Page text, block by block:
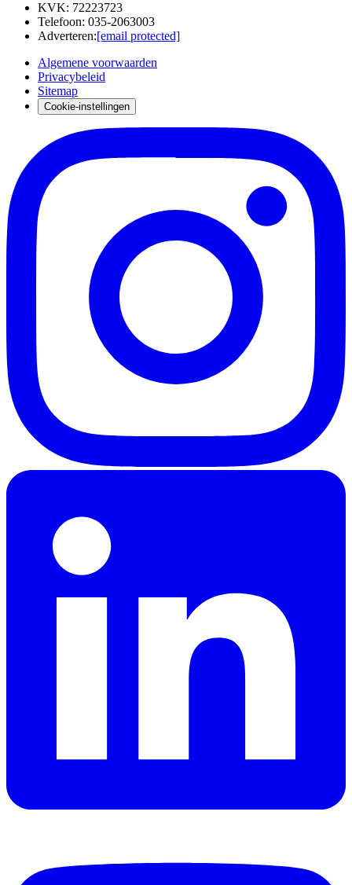
KVK: 72223723
Telefoon: 035-2063003
Adverteren:[email protected]
Algemene voorwaarden
Privacybeleid
Sitemap
Cookie-instellingen